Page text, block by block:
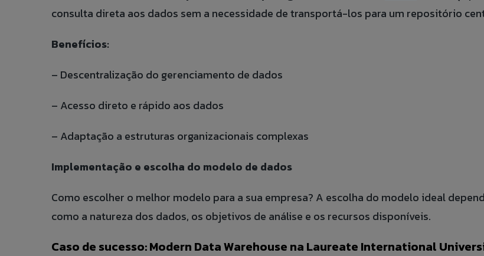
consulta direta aos dados sem a necessidade de transportá-los para um repositório
Benefícios:
– Descentralização do gerenciamento de dados
– Acesso direto e rápido aos dados
– Adaptação a estruturas organizacionais complexas
Implementação e escolha do modelo de dados
Como escolher o melhor modelo para a sua empresa? A escolha do modelo ideal
como a natureza dos dados, os objetivos de análise e os recursos disponíveis.
Caso de sucesso: Modern Data Warehouse na Laureate International
MESSAGE:
titular dos dados para fins de relacionamento e ações de seleção para vaga.